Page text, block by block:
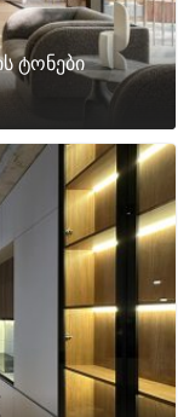
ტონები